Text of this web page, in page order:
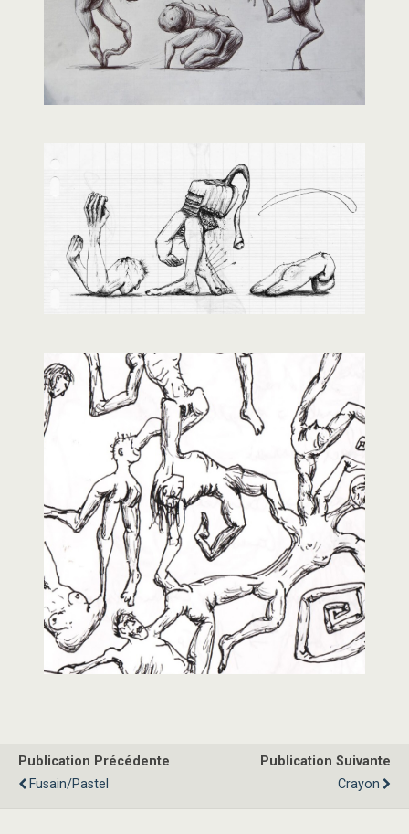
Publication Précédente
Fusain/Pastel
Publication Suivante
Crayon